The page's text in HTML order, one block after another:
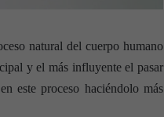
natural del cuerpo humano
y el más influyente el pasar
este proceso haciéndolo más